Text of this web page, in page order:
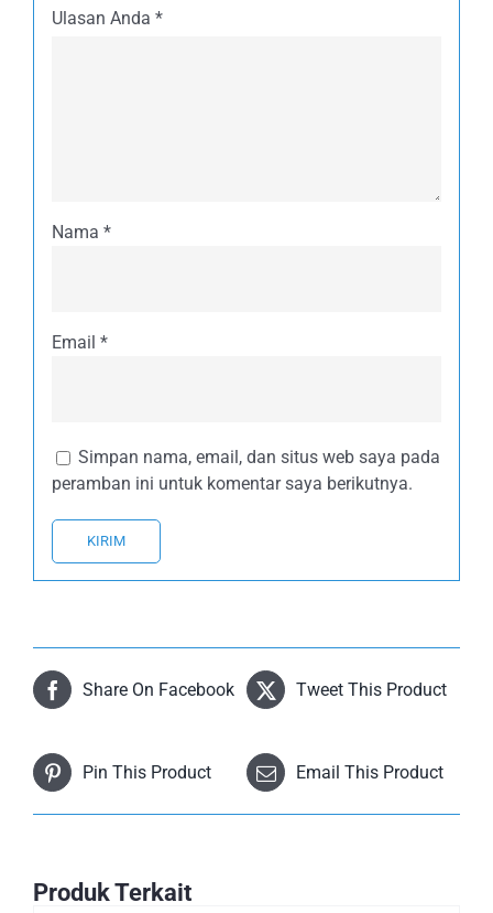
Ulasan Anda *
Nama *
Email *
Simpan nama, email, dan situs web saya pada
peramban ini untuk komentar saya berikutnya.
Share On Facebook Tweet This Product
Pin This Product Email This Product
Produk Terkait